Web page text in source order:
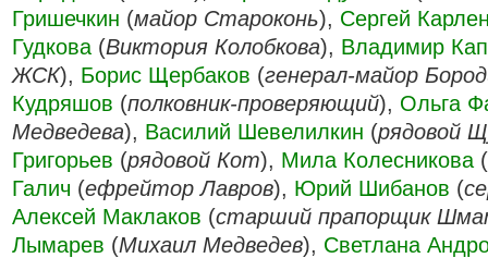
Гришечкин (майор Староконь), Сергей
Гудкова (Виктория Колобкова), Владимир
ЖСК), Борис Щербаков (генерал-майор
Кудряшов (полковник-проверяющий), Ольга
Медведева), Василий Шевелилкин (рядовой
Григорьев (рядовой Кот), Мила Колесникова (
Галич (ефрейтор Лавров), Юрий Шибанов (
Алексей Маклаков (старший прапорщик
Лымарев (Михаил Медведев), Светлана